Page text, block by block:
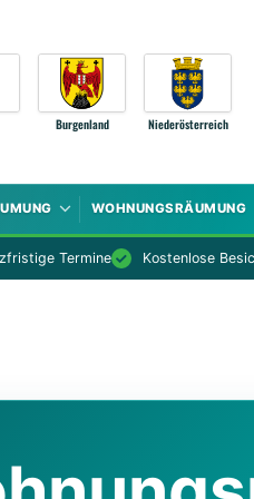
Burgenland Niederösterreich
WOHNUNGSRÄUMUNG
Termine Kostenlose